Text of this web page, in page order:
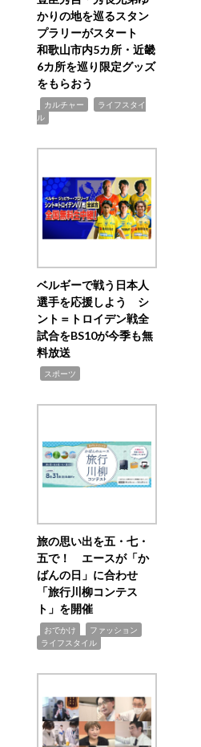
かりの地を巡るスタン
プラリーがスタート
和歌山市内5カ所・近畿
6カ所を巡り限定グッズ
をもらおう
カルチャー
ライフスタイ
ル
ベルギーで戦う日本人
選手を応援しよう シ
ント＝トロイデン戦全
試合をBS10が今季も無
料放送
スポーツ
旅の思い出を五・七・
五で！ エースが「か
ばんの日」に合わせ
「旅行川柳コンテス
ト」を開催
おでかけ ファッション
ライフスタイル